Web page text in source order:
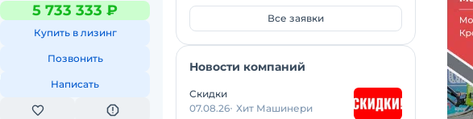
5 733 333 ₽
Купить в лизинг
Позвонить
Написать
Все заявки
Новости компаний
Скидки
07.08.26 Хит Машинери